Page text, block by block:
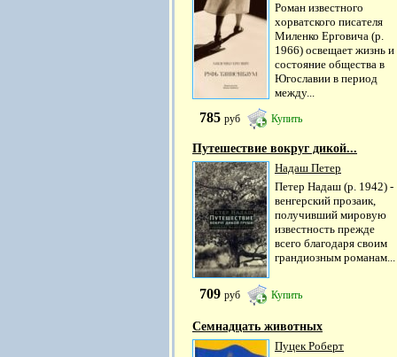
Роман известного
хорватского писателя
Миленко Ерговича (р.
1966) освещает жизнь и
состояние общества в
Югославии в период
между...
785 руб Купить
Путешествие вокруг дикой...
Надаш Петер
Петер Надаш (р. 1942) -
венгерский прозаик,
получивший мировую
известность прежде
всего благодаря своим
грандиозным романам...
709 руб Купить
Семнадцать животных
Пуцек Роберт